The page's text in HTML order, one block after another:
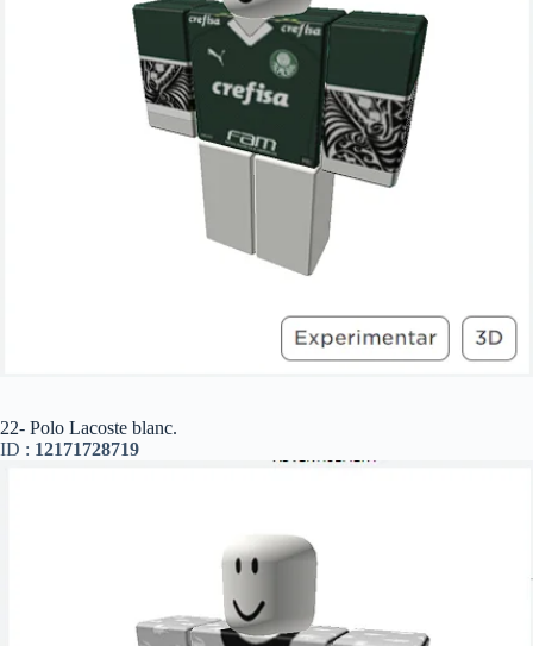
22- Polo Lacoste blanc.
ID : 12171728719